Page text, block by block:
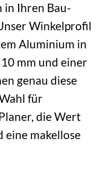
in Ihren Bau-
Winkelprofil
Aluminium in
mm und einer
genau diese
für
die Wert
eine makellose